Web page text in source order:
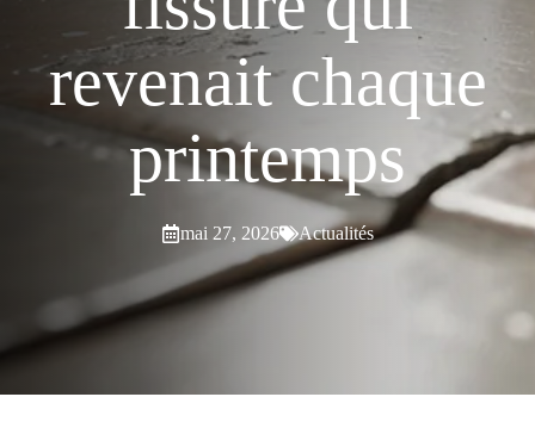
revenait chaque
printemps
mai 27, 2026 Actualités